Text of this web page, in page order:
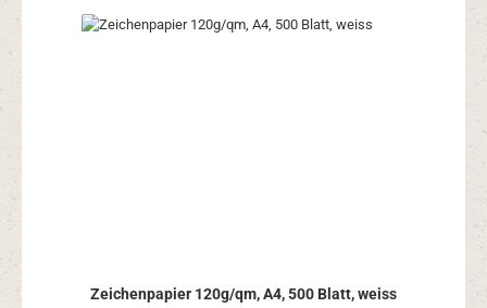
Zeichenpapier 120g/qm, A4, 500 Blatt, weiss